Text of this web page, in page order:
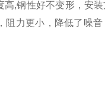
,钢性好不变形，安
力更小，降低了噪